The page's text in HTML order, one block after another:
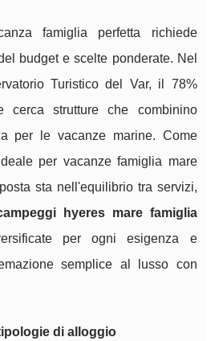
famiglia perfetta richiede
budget e scelte ponderate. Nel
Turistico del Var, il 78%
cerca strutture che combinino
per le vacanze marine. Come
per vacanze famiglia mare
sta nell'equilibrio tra servizi,
hyeres mare famiglia
per ogni esigenza e
semplice al lusso con
di alloggio